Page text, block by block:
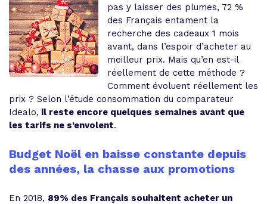
pas y laisser des plumes, 72 %
des Français entament la
recherche des cadeaux 1 mois
avant, dans l’espoir d’acheter au
meilleur prix. Mais qu’en est-il
réellement de cette méthode ?
Comment évoluent réellement les
prix ? Selon l’étude consommation du comparateur
Idealo, il reste encore quelques semaines avant que
les tarifs ne s’envolent.
Budget Noël en baisse constante depuis
des années, la chasse aux promotions
En 2018, 89% des Français souhaitent acheter un